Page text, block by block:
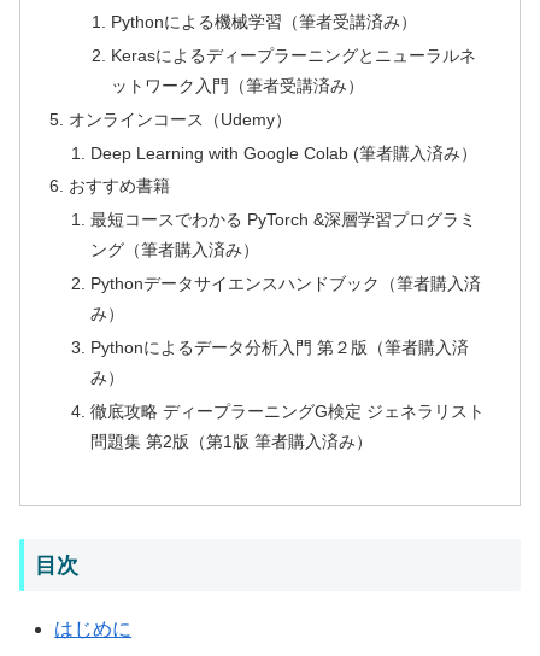
Pythonによる機械学習（筆者受講済み）
Kerasによるディープラーニングとニューラルネ
ットワーク入門（筆者受講済み）
オンラインコース（Udemy）
Deep Learning with Google Colab (筆者購入済み）
おすすめ書籍
最短コースでわかる PyTorch &深層学習プログラミ
ング（筆者購入済み）
Pythonデータサイエンスハンドブック（筆者購入済
み）
Pythonによるデータ分析入門 第２版（筆者購入済
み）
徹底攻略 ディープラーニングG検定 ジェネラリスト
問題集 第2版（第1版 筆者購入済み）
目次
はじめに